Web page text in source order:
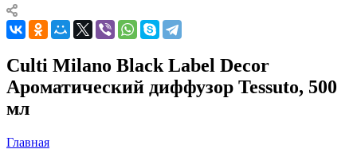
Culti Milano Black Label Decor
Ароматический диффузор Tessuto, 500
мл
Главная